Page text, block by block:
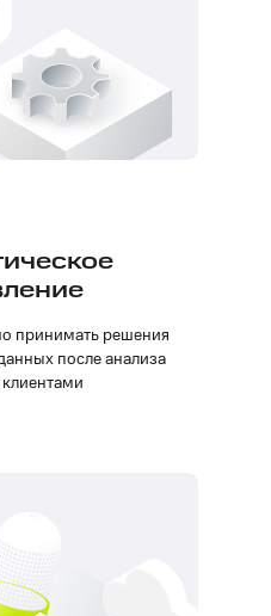
принимать решения
после анализа